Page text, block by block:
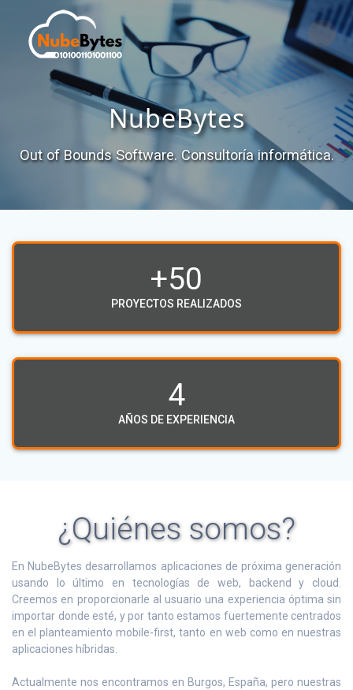
Saltar
al
contenido
NubeBytes
Out of Bounds Software. Consultoría informática.
+50
PROYECTOS REALIZADOS
4
AÑOS DE EXPERIENCIA
¿Quiénes somos?
En NubeBytes desarrollamos aplicaciones de próxima generación
usando lo último en tecnologías de web, backend y cloud.
Creemos en proporcionarle al usuario una experiencia óptima sin
importar donde esté, y por tanto estamos fuertemente centrados
en el planteamiento mobile-first, tanto en web como en nuestras
aplicaciones híbridas.
Actualmente nos encontramos en Burgos, España, pero nuestras